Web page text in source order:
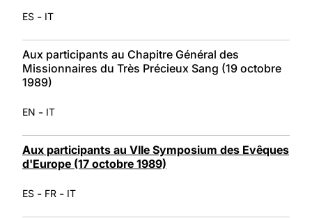
ES - IT
Aux participants au Chapitre Général des
Missionnaires du Très Précieux Sang (19 octobre
1989)
EN - IT
Aux participants au VIIe Symposium des Evêques
d'Europe (17 octobre 1989)
ES - FR - IT